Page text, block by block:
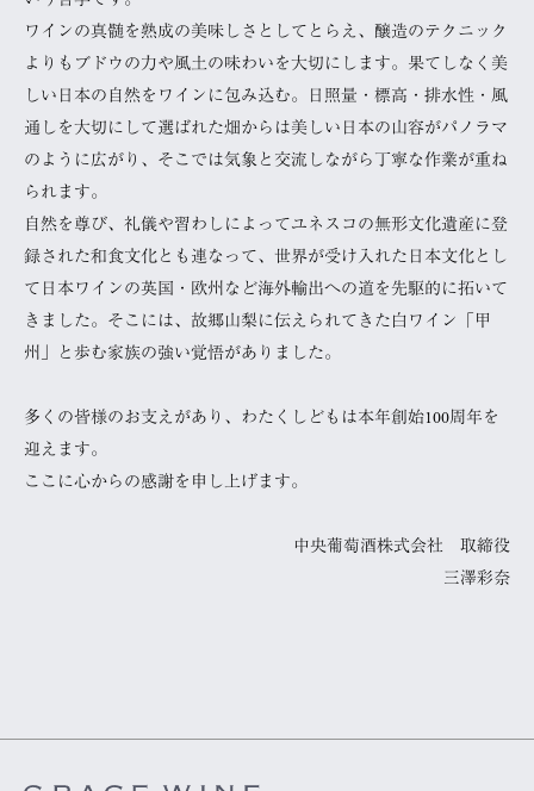
ワインの真髄を熟成の美味しさとしてとらえ、醸造のテクニック
よりもブドウの力や風土の味わいを大切にします。果てしなく美
しい日本の自然をワインに包み込む。日照量・標高・排水性・風
通しを大切にして選ばれた畑からは美しい日本の山容がパノラマ
のように広がり、そこでは気象と交流しながら丁寧な作業が重ね
られます。
自然を尊び、礼儀や習わしによってユネスコの無形文化遺産に登
録された和食文化とも連なって、世界が受け入れた日本文化とし
て日本ワインの英国・欧州など海外輸出への道を先駆的に拓いて
きました。そこには、故郷山梨に伝えられてきた白ワイン「甲
州」と歩む家族の強い覚悟がありました。
多くの皆様のお支えがあり、わたくしどもは本年創始100周年を
迎えます。
ここに心からの感謝を申し上げます。
中央葡萄酒株式会社 取締役
三澤彩奈